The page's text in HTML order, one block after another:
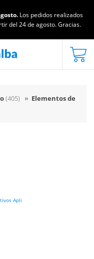
Los pedidos realizados
del 24 de agosto. Gracias.
(405) » Elementos de